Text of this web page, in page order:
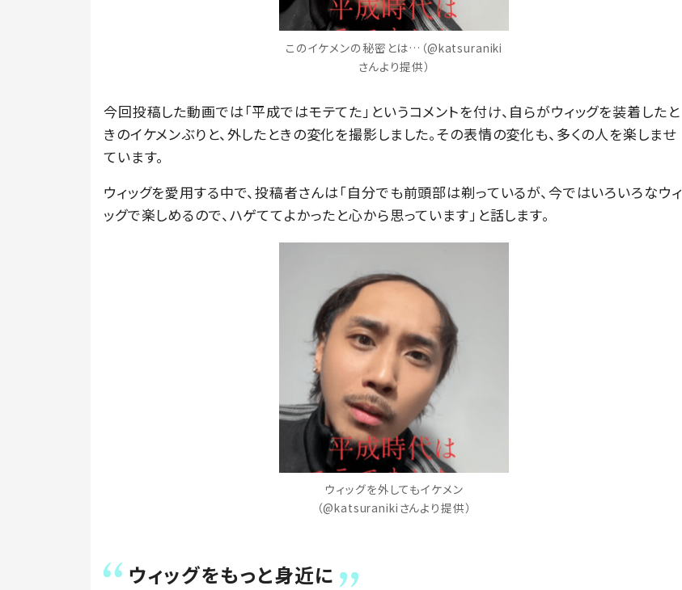
このイケメンの秘密とは…（@katsuraniki
さんより提供）
今回投稿した動画では「平成ではモテてた」というコメントを付け、自らがウィッグを装着したと
きのイケメンぶりと、外したときの変化を撮影しました。その表情の変化も、多くの人を楽しませ
ています。
ウィッグを愛用する中で、投稿者さんは「自分でも前頭部は剃っているが、今ではいろいろなウィ
ッグで楽しめるので、ハゲててよかったと心から思っています」と話します。
ウィッグを外してもイケメン
（@katsuranikiさんより提供）
ウィッグをもっと身近に